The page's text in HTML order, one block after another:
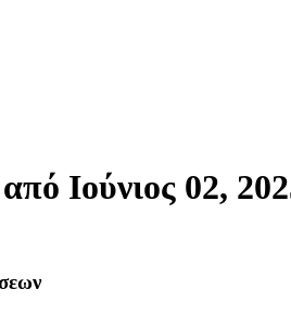
Ιούνιος 02,